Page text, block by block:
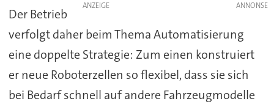
ANZEIGE
Der Betrieb
verfolgt daher beim Thema Automatisierung
eine doppelte Strategie: Zum einen konstruiert
er neue Roboterzellen so flexibel, dass sie sich
bei Bedarf schnell auf andere Fahrzeugmodelle